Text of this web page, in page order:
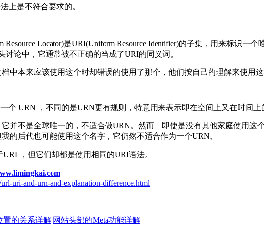
上是不符合要求的。
Locator)是URI(Uniform Resource Identifier)的子集，用来标识一
讨论中，它通常被不正确的当成了URI的同义词。
中本来应该使用这个时却错误的使用了那个，他们按自己的理解来使用
个 URN ，不同的是URN更有规则，特意用来表示即在空间上又在时间上
并不是全球唯一的，不适合做URN。然而，即使是没有其他家庭使用
的后代也可能使用这个名字，它仍然不适合作为一个URN。
，但它们却都是使用相同的URI语法。
uri-and-urn-and-explanation-difference.html
置的关系详解 网站头部的Meta功能详解